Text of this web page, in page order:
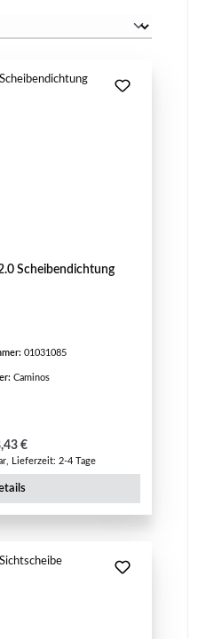
Scheibendichtung
01031085
Caminos
Preis:
€
Lieferzeit: 2-4 Tage